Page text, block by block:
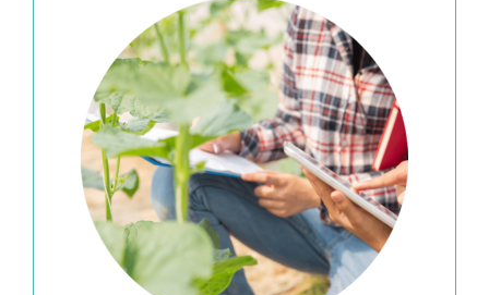
PRUÉBALO GRATIS